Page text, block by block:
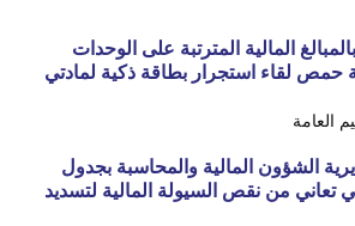
المالية المترتبة على الوحدات
حمص لقاء استجرار بطاقة ذكية لمادتي
العامة
الشؤون المالية والمحاسبة بجدول
تعاني من نقص السيولة المالية لتسديد